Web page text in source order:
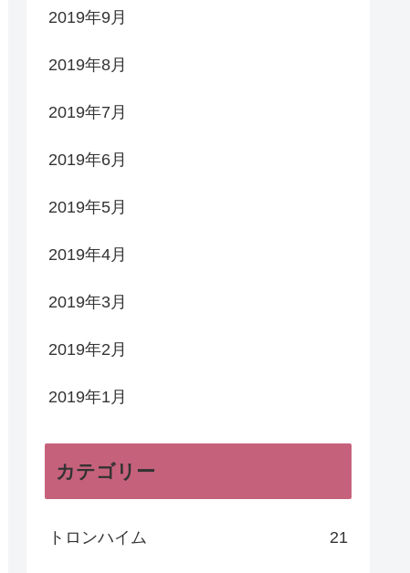
2019年9月
2019年8月
2019年7月
2019年6月
2019年5月
2019年4月
2019年3月
2019年2月
2019年1月
カテゴリー
トロンハイム 21